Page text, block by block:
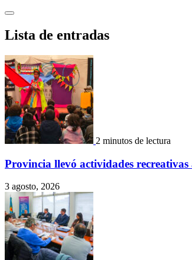
Saltar
contenido
Lista de entradas
2 minutos de lectura
Provincia llevó actividades
3 agosto, 2026